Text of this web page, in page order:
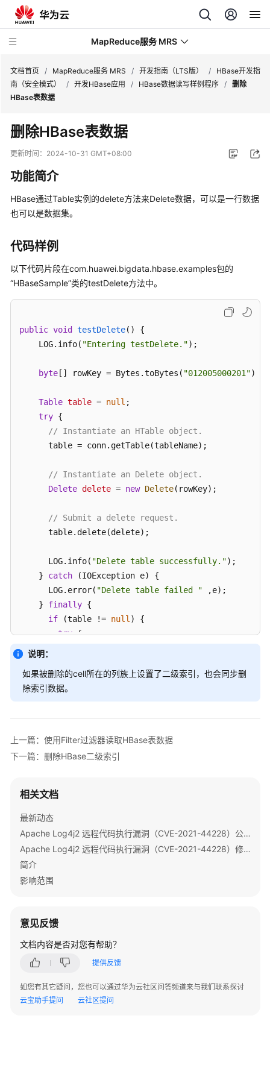
MapReduce服务 MRS
新
动
态
服
公
告
产
介
绍
费
组
件
操
作
指
南
版）
实
开
发
指
南
发
指
南
（LTS
版）
MRS
文档首页 / MapReduce服务 MRS / 开发指南（LTS版） /
HBase开发指
南（安全模式）
/ 开发HBase应用 / HBase数据读写样例程序 / 删除
HBase表数据
删除HBase表数据
更新时间： 2024-10-31 GMT+08:00
功能简介
HBase通过Table实例的delete方法来Delete数据，可以是一行数据
也可以是数据集。
代码样例
以下代码片段在com.huawei.bigdata.hbase.examples包的
“HBaseSample”类的testDelete方法中。
public void testDelete()
{
    LOG.info(
"Entering testDelete.");
byte [] rowKey = Bytes.toBytes( "012005000201");
Table table = null ;
try {
// Instantiate an HTable object.
      table = conn.getTable(tableName);
// Instantiate an Delete object.
Delete delete = new Delete(rowKey);
// Submit a delete request.
      table.delete(delete);
      LOG.info(
"Delete table successfully.");
    }
catch (IOException e) {
      LOG.error(
"Delete table failed " ,e);
    }
finally {
if (table != null ) {
try {
        }
catch (IOException e) {
          LOG.error(
    }
  }
说明：
如果被删除的cell所在的列族上设置了二级索引，也会同步删
除索引数据。
上一篇：使用Filter过滤器读取HBase表数据
下一篇：删除HBase二级索引
相关文档
最新动态
Apache Log4j2 远程代码执行漏洞（CVE-2021-44228）公告
Apache Log4j2 远程代码执行漏洞（CVE-2021-44228）修复指导
简介
影响范围
意见反馈
文档内容是否对您有帮助？
提供反馈
如您有其它疑问，您也可以通过华为云社区问答频道来与我们联系探讨
云宝助手提问
云社区提问